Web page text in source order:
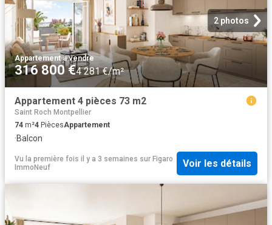
2 photos
Appartement·à vendre
316 800 €4 281 €/m²
Appartement 4 pièces 73 m2
Saint Roch Montpellier
74 m²4 PiècesAppartement
·Balcon
Vu la première fois il y a 3 semaines sur Figaro
ImmoNeuf
Voir les détails